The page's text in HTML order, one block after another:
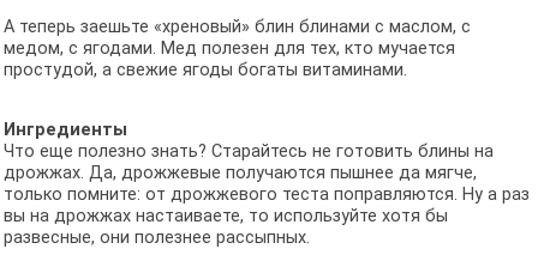
А теперь заешьте «хреновый» блин блинами с маслом, с
медом, с ягодами. Мед полезен для тех, кто мучается
простудой, а свежие ягоды богаты витаминами.
Ингредиенты
Что еще полезно знать? Старайтесь не готовить блины на
дрожжах. Да, дрожжевые получаются пышнее да мягче,
только помните: от дрожжевого теста поправляются. Ну а раз
вы на дрожжах настаиваете, то используйте хотя бы
развесные, они полезнее рассыпных.